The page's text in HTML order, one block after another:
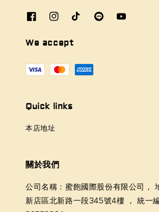
We accept
Quick links
本店地址
關於我們
公司名稱：蜜飽國際股份有限公司，
新店區北新路一段345號4樓 ， 統一